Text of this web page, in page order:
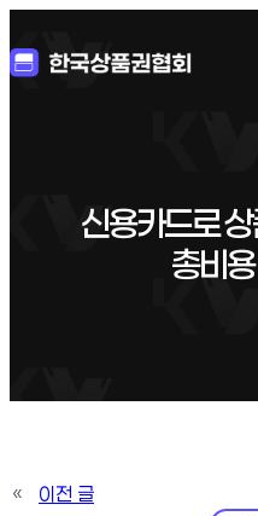
신용카드로
총비
«
이전 글